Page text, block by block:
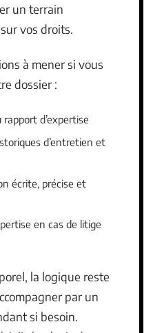
un terrain
vos droits.
à mener si vous
dossier :
d’expertise
d’entretien et
écrite, précise et
en cas de litige
la logique reste
par un
si besoin.